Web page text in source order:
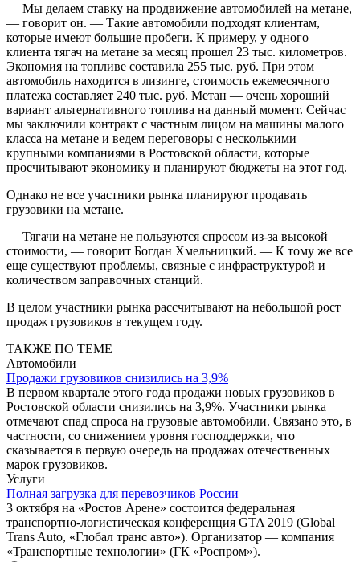
— Мы делаем ставку на продвижение автомобилей на метане,
— говорит он. — Такие автомобили подходят клиентам,
которые имеют большие пробеги. К примеру, у одного
клиента тягач на метане за месяц прошел 23 тыс. километров.
Экономия на топливе составила 255 тыс. руб. При этом
автомобиль находится в лизинге, стоимость ежемесячного
платежа составляет 240 тыс. руб. Метан — очень хороший
вариант альтернативного топлива на данный момент. Сейчас
мы заключили контракт с частным лицом на машины малого
класса на метане и ведем переговоры с несколькими
крупными компаниями в Ростовской области, которые
просчитывают экономику и планируют бюджеты на этот год.
Однако не все участники рынка планируют продавать
грузовики на метане.
— Тягачи на метане не пользуются спросом из-за высокой
стоимости, — говорит Богдан Хмельницкий. — К тому же все
еще существуют проблемы, связные с инфраструктурой и
количеством заправочных станций.
В целом участники рынка рассчитывают на небольшой рост
продаж грузовиков в текущем году.
ТАКЖЕ ПО ТЕМЕ
Автомобили
Продажи грузовиков снизились на 3,9%
В первом квартале этого года продажи новых грузовиков в
Ростовской области снизились на 3,9%. Участники рынка
отмечают спад спроса на грузовые автомобили. Связано это, в
частности, со снижением уровня господдержки, что
сказывается в первую очередь на продажах отечественных
марок грузовиков.
Услуги
Полная загрузка для перевозчиков России
3 октября на «Ростов Арене» состоится федеральная
транспортно-логистическая конференция GTA 2019 (Global
Trans Auto, «Глобал транс авто»). Организатор — компания
«Транспортные технологии» (ГК «Роспром»).